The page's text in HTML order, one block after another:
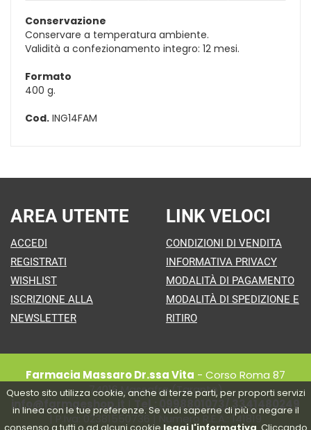
Questo sito utilizza cookie, anche di terze parti, per proporti servizi
in linea con le tue preferenze. Se vuoi saperne di più o negare il
consenso a tutti o ad alcuni cookie leggi l'informativa . Cliccando
Conservazione
Conservare a temperatura ambiente.
Validità a confezionamento integro: 12 mesi.
Formato
400 g.
Cod. ING14FAM
AREA UTENTE
ACCEDI
REGISTRATI
WISHLIST
ISCRIZIONE ALLA
NEWSLETTER
LINK VELOCI
CONDIZIONI DI VENDITA
INFORMATIVA PRIVACY
MODALITÀ DI PAGAMENTO
MODALITÀ DI SPEDIZIONE E
RITIRO
Farmacia Massaro Dr.ssa Vita - Corso Roma 87
74016 Massafra (Taranto)
info@farmaeshop.it
Tel.: 0998801073/ 3341480249
| P.Iva: 02381550736 | Numero R.E.A.: 141819